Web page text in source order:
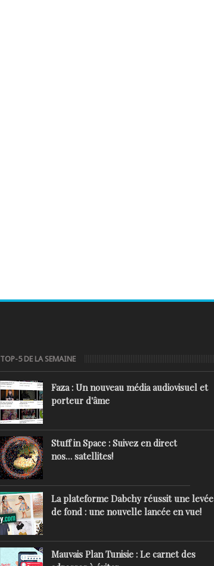
TOP-5 DE LA SEMAINE
Faza : Un nouveau média audiovisuel et
porteur d'âme
Stuff in Space : Suivez en direct
nos… satellites!
La plateforme Dabchy réussit une levée
de fond : une nouvelle lancée en vue!
Mauvais Plan Tunisie : Le carnet des